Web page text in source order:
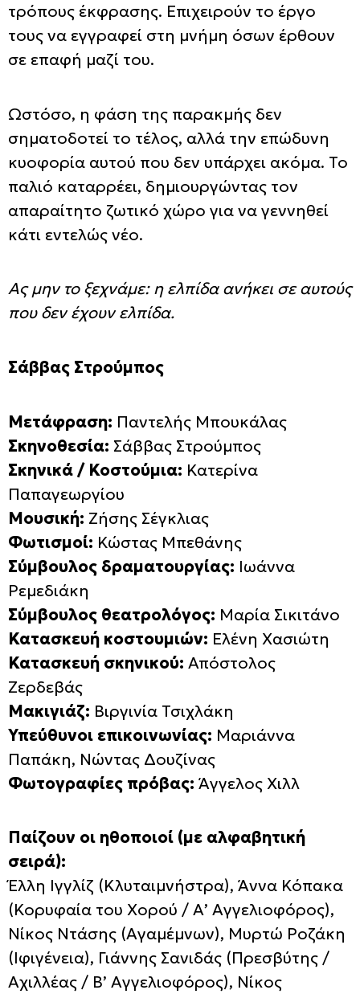
τρόπους έκφρασης. Επιχειρούν το έργο
τους να εγγραφεί στη μνήμη όσων έρθουν
σε επαφή μαζί του.
Ωστόσο, η φάση της παρακμής δεν
σηματοδοτεί το τέλος, αλλά την επώδυνη
κυοφορία αυτού που δεν υπάρχει ακόμα. Το
παλιό καταρρέει, δημιουργώντας τον
απαραίτητο ζωτικό χώρο για να γεννηθεί
κάτι εντελώς νέο.
Ας μην το ξεχνάμε: η ελπίδα ανήκει σε αυτούς
που δεν έχουν ελπίδα.
Σάββας Στρούμπος
Μετάφραση: Παντελής Μπουκάλας
Σκηνοθεσία: Σάββας Στρούμπος
Σκηνικά / Κοστούμια: Κατερίνα
Παπαγεωργίου
Μουσική: Ζήσης Σέγκλιας
Φωτισμοί: Κώστας Μπεθάνης
Σύμβουλος δραματουργίας: Ιωάννα
Ρεμεδιάκη
Σύμβουλος θεατρολόγος: Μαρία Σικιτάνο
Κατασκευή κοστουμιών: Ελένη Χασιώτη
Κατασκευή σκηνικού: Απόστολος
Ζερδεβάς
Μακιγιάζ: Βιργινία Τσιχλάκη
Υπεύθυνοι επικοινωνίας: Μαριάννα
Παπάκη, Νώντας Δουζίνας
Φωτογραφίες πρόβας: Άγγελος Χιλλ
Παίζουν οι ηθοποιοί (με αλφαβητική
σειρά):
Έλλη Ιγγλίζ (Κλυταιμνήστρα), Άννα Κόπακα
(Κορυφαία του Χορού / Α’ Αγγελιοφόρος),
Νίκος Ντάσης (Αγαμέμνων), Μυρτώ Ροζάκη
(Ιφιγένεια), Γιάννης Σανιδάς (Πρεσβύτης /
Αχιλλέας / Β’ Αγγελιοφόρος), Νίκος